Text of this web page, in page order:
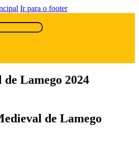
Ir para o footer
Lamego 2024
de Lamego